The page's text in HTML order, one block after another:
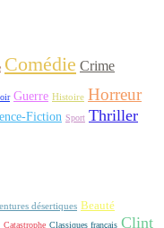
Comédie Crime
Guerre Histoire Horreur
Fiction Sport Thriller
désertiques Beauté
Catastrophe Classiques français Clint